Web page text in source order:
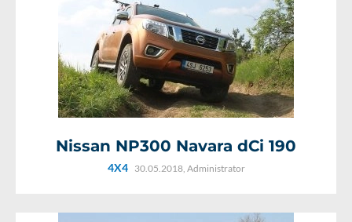
Nissan NP300 Navara dCi 190
4X4 30.05.2018, Administrator